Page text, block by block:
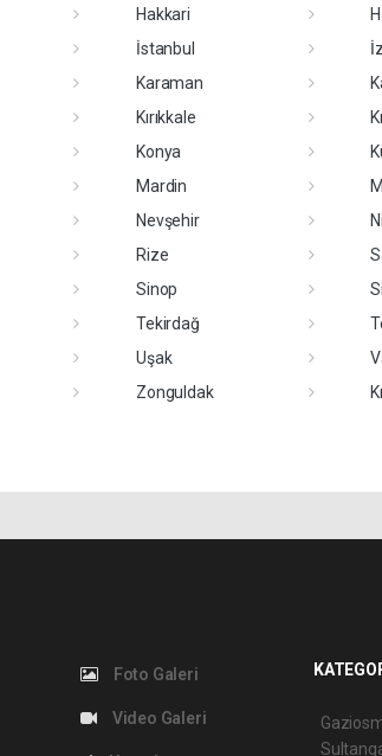
Hakkari
İstanbul
Karaman
Kırıkkale
Konya
Mardin
Nevşehir
Rize
Sinop
Tekirdağ
Uşak
Zonguldak
Foto Galeri
Video Galeri